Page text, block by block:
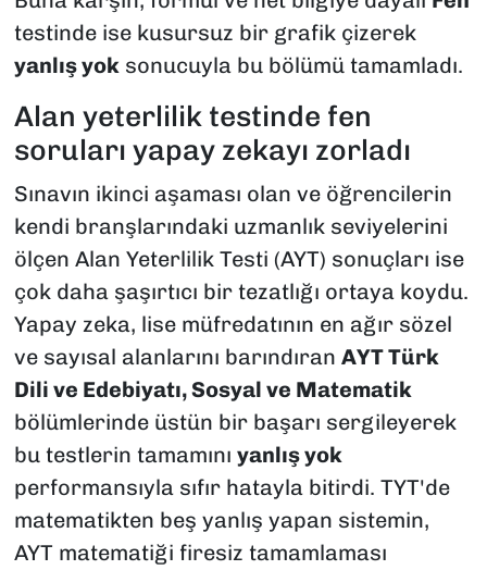
testinde ise kusursuz bir grafik çizerek
yanlış yoksonucuyla bu bölümü tamamladı.
Alan yeterlilik testinde fen
soruları yapay zekayı zorladı
Sınavın ikinci aşaması olan ve öğrencilerin
kendi branşlarındaki uzmanlık seviyelerini
ölçen Alan Yeterlilik Testi (AYT) sonuçları ise
çok daha şaşırtıcı bir tezatlığı ortaya koydu.
Yapay zeka, lise müfredatının en ağır sözel
ve sayısal alanlarını barındıran AYT Türk
Dili ve Edebiyatı, Sosyal ve Matematik
bölümlerinde üstün bir başarı sergileyerek
bu testlerin tamamını yanlış yok
performansıyla sıfır hatayla bitirdi. TYT'de
matematikten beş yanlış yapan sistemin,
AYT matematiği firesiz tamamlaması